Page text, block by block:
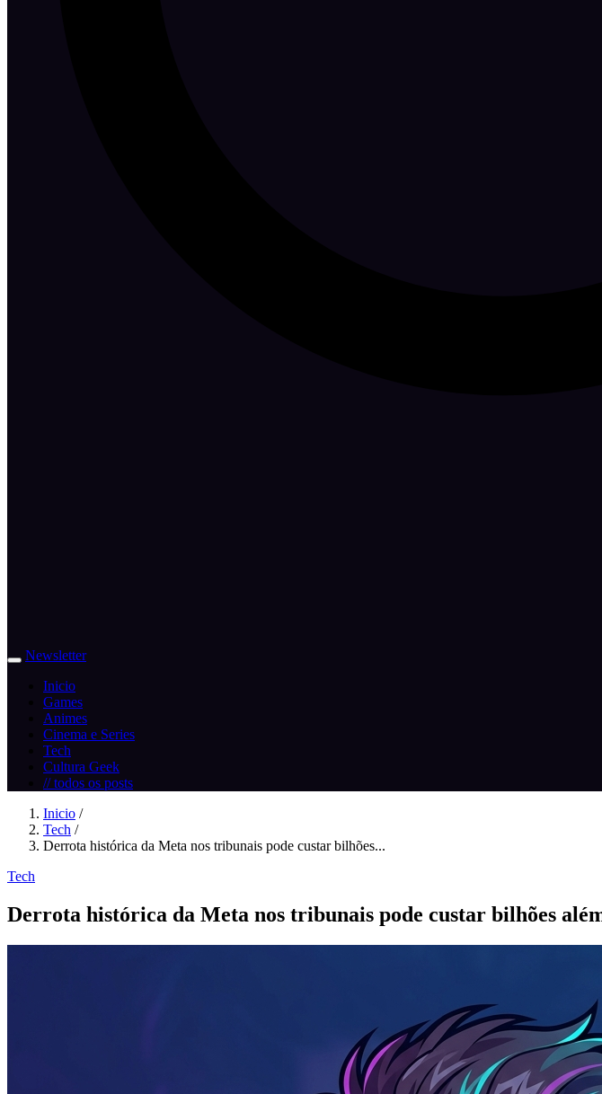
Newsletter
Inicio
Games
Animes
Cinema e Series
Tech
Cultura Geek
// todos os posts
Inicio /
Tech /
Derrota histórica da Meta nos tribunais pode custar bilhões...
Tech
Derrota histórica da Meta nos tribunais pode custar bilhões